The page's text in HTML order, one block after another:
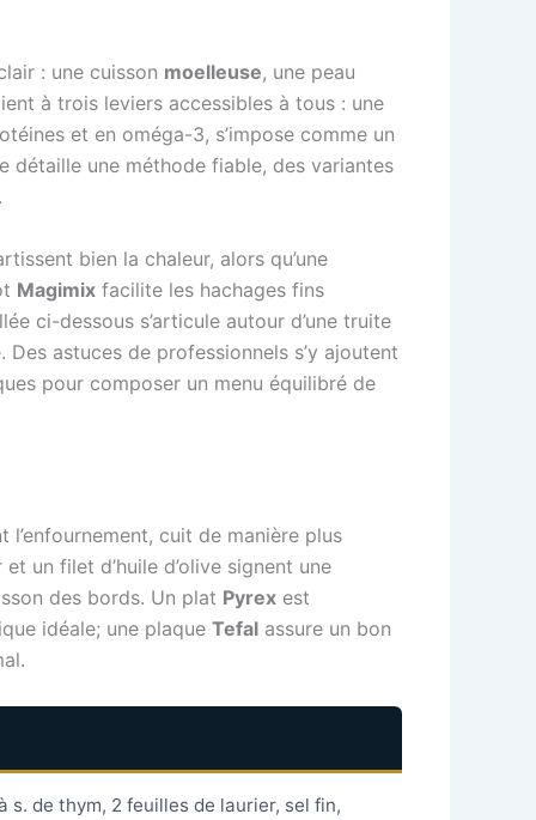
: une cuisson moelleuse, une peau
à trois leviers accessibles à tous : une
et en oméga-3, s’impose comme un
détaille une méthode fiable, des variantes
bien la chaleur, alors qu’une
Magimix facilite les hachages fins
ci-dessous s’articule autour d’une truite
astuces de professionnels s’y ajoutent
pour composer un menu équilibré de
cuit de manière plus
un filet d’huile d’olive signent une
des bords. Un plat Pyrex est
idéale; une plaque Tefal assure un bon
s. de thym, 2 feuilles de laurier, sel fin,